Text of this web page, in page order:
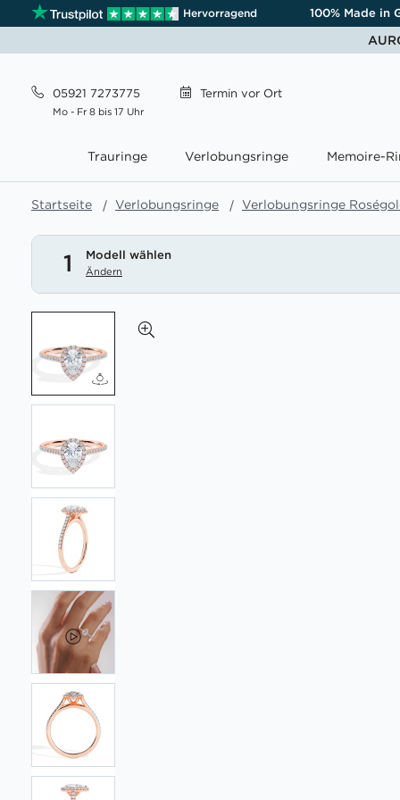
Hervorragend 100% Made in
05921 7273775
Mo - Fr 8 bis 17 Uhr
Termin vor Ort
Trauringe Verlobungsringe Memoire-
Startseite Verlobungsringe Verlobungsringe
1 Modell wählen
Ändern
der
Bildgalerie
springen